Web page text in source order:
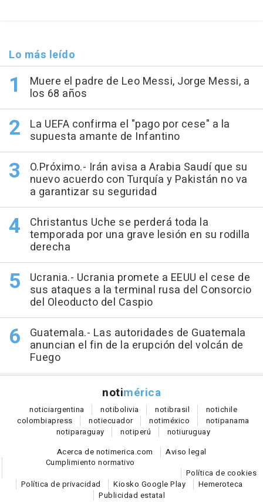
Lo más leído
Muere el padre de Leo Messi, Jorge Messi, a
los 68 años
La UEFA confirma el "pago por cese" a la
supuesta amante de Infantino
O.Próximo.- Irán avisa a Arabia Saudí que su
nuevo acuerdo con Turquía y Pakistán no va
a garantizar su seguridad
Christantus Uche se perderá toda la
temporada por una grave lesión en su rodilla
derecha
Ucrania.- Ucrania promete a EEUU el cese de
sus ataques a la terminal rusa del Consorcio
del Oleoducto del Caspio
Guatemala.- Las autoridades de Guatemala
anuncian el fin de la erupción del volcán de
Fuego
notimérica
noticiargentina notibolivia notibrasil notichile
colombiapress notiecuador notiméxico notipanama
notiparaguay notiperú notiuruguay
Acerca de notimerica.com
Aviso legal
Cumplimiento normativo
Política de cookies
Política de privacidad
Kiosko Google Play
Hemeroteca
Publicidad estatal